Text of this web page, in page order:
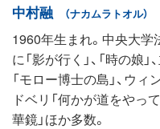
中村融 （ナカムラトオル）
1960年生まれ。中央大学
に「影が行く」、「時の娘
「モロー博士の島」、ウィ
ドベリ「何かが道をやっ
華鏡」ほか多数。